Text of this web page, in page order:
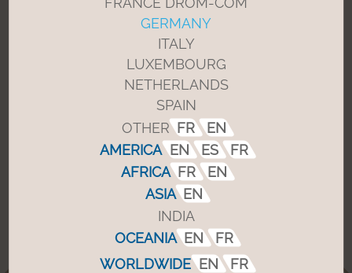
Fußgänger mit spezifischen
Anwendungen
GERMANY
ITALY
LUXEMBOURG
NETHERLANDS
SPAIN
OTHER FR
EN
AMERICA EN ES
FR
AFRICA FR
EN
ASIA EN
INDIA
OCEANIA EN
FR
WORLDWIDE EN FR